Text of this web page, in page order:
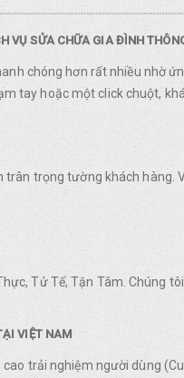
VỤ SỬA CHỮA GIA ĐÌNH
chóng hơn rất nhiều nhờ
tay hoặc một click chuột,
trân trọng tường khách
Tử Tế, Tận Tâm. Chúng
VIỆT NAM
trải nghiệm người dùng